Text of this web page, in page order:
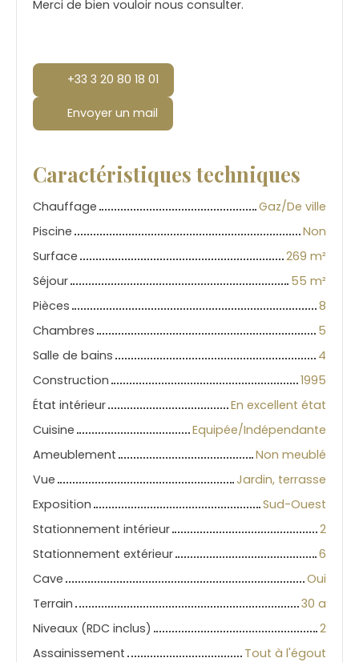
Merci de bien vouloir nous consulter.
+33 3 20 80 18 01
Envoyer un mail
Caractéristiques techniques
Chauffage
Gaz/De ville
Piscine
Non
Surface
269 m²
Séjour
55 m²
Pièces
8
Chambres
5
Salle de bains
4
Construction
1995
État intérieur
En excellent état
Cuisine
Equipée/Indépendante
Ameublement
Non meublé
Vue
Jardin, terrasse
Exposition
Sud-Ouest
Stationnement intérieur
2
Stationnement extérieur
6
Cave
Oui
Terrain
30 a
Niveaux (RDC inclus)
2
Assainissement
Tout à l'égout